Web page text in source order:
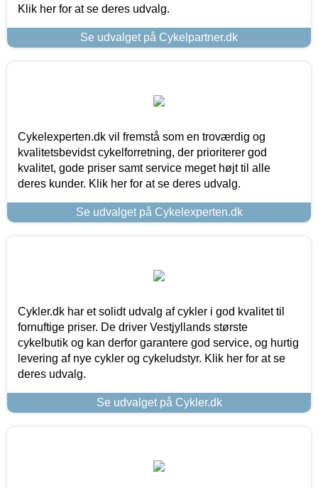
Klik her for at se deres udvalg.
Se udvalget på Cykelpartner.dk
Cykelexperten.dk vil fremstå som en troværdig og
kvalitetsbevidst cykelforretning, der prioriterer god
kvalitet, gode priser samt service meget højt til alle
deres kunder. Klik her for at se deres udvalg.
Se udvalget på Cykelexperten.dk
Cykler.dk har et solidt udvalg af cykler i god kvalitet til
fornuftige priser. De driver Vestjyllands største
cykelbutik og kan derfor garantere god service, og hurtig
levering af nye cykler og cykeludstyr. Klik her for at se
deres udvalg.
Se udvalget på Cykler.dk